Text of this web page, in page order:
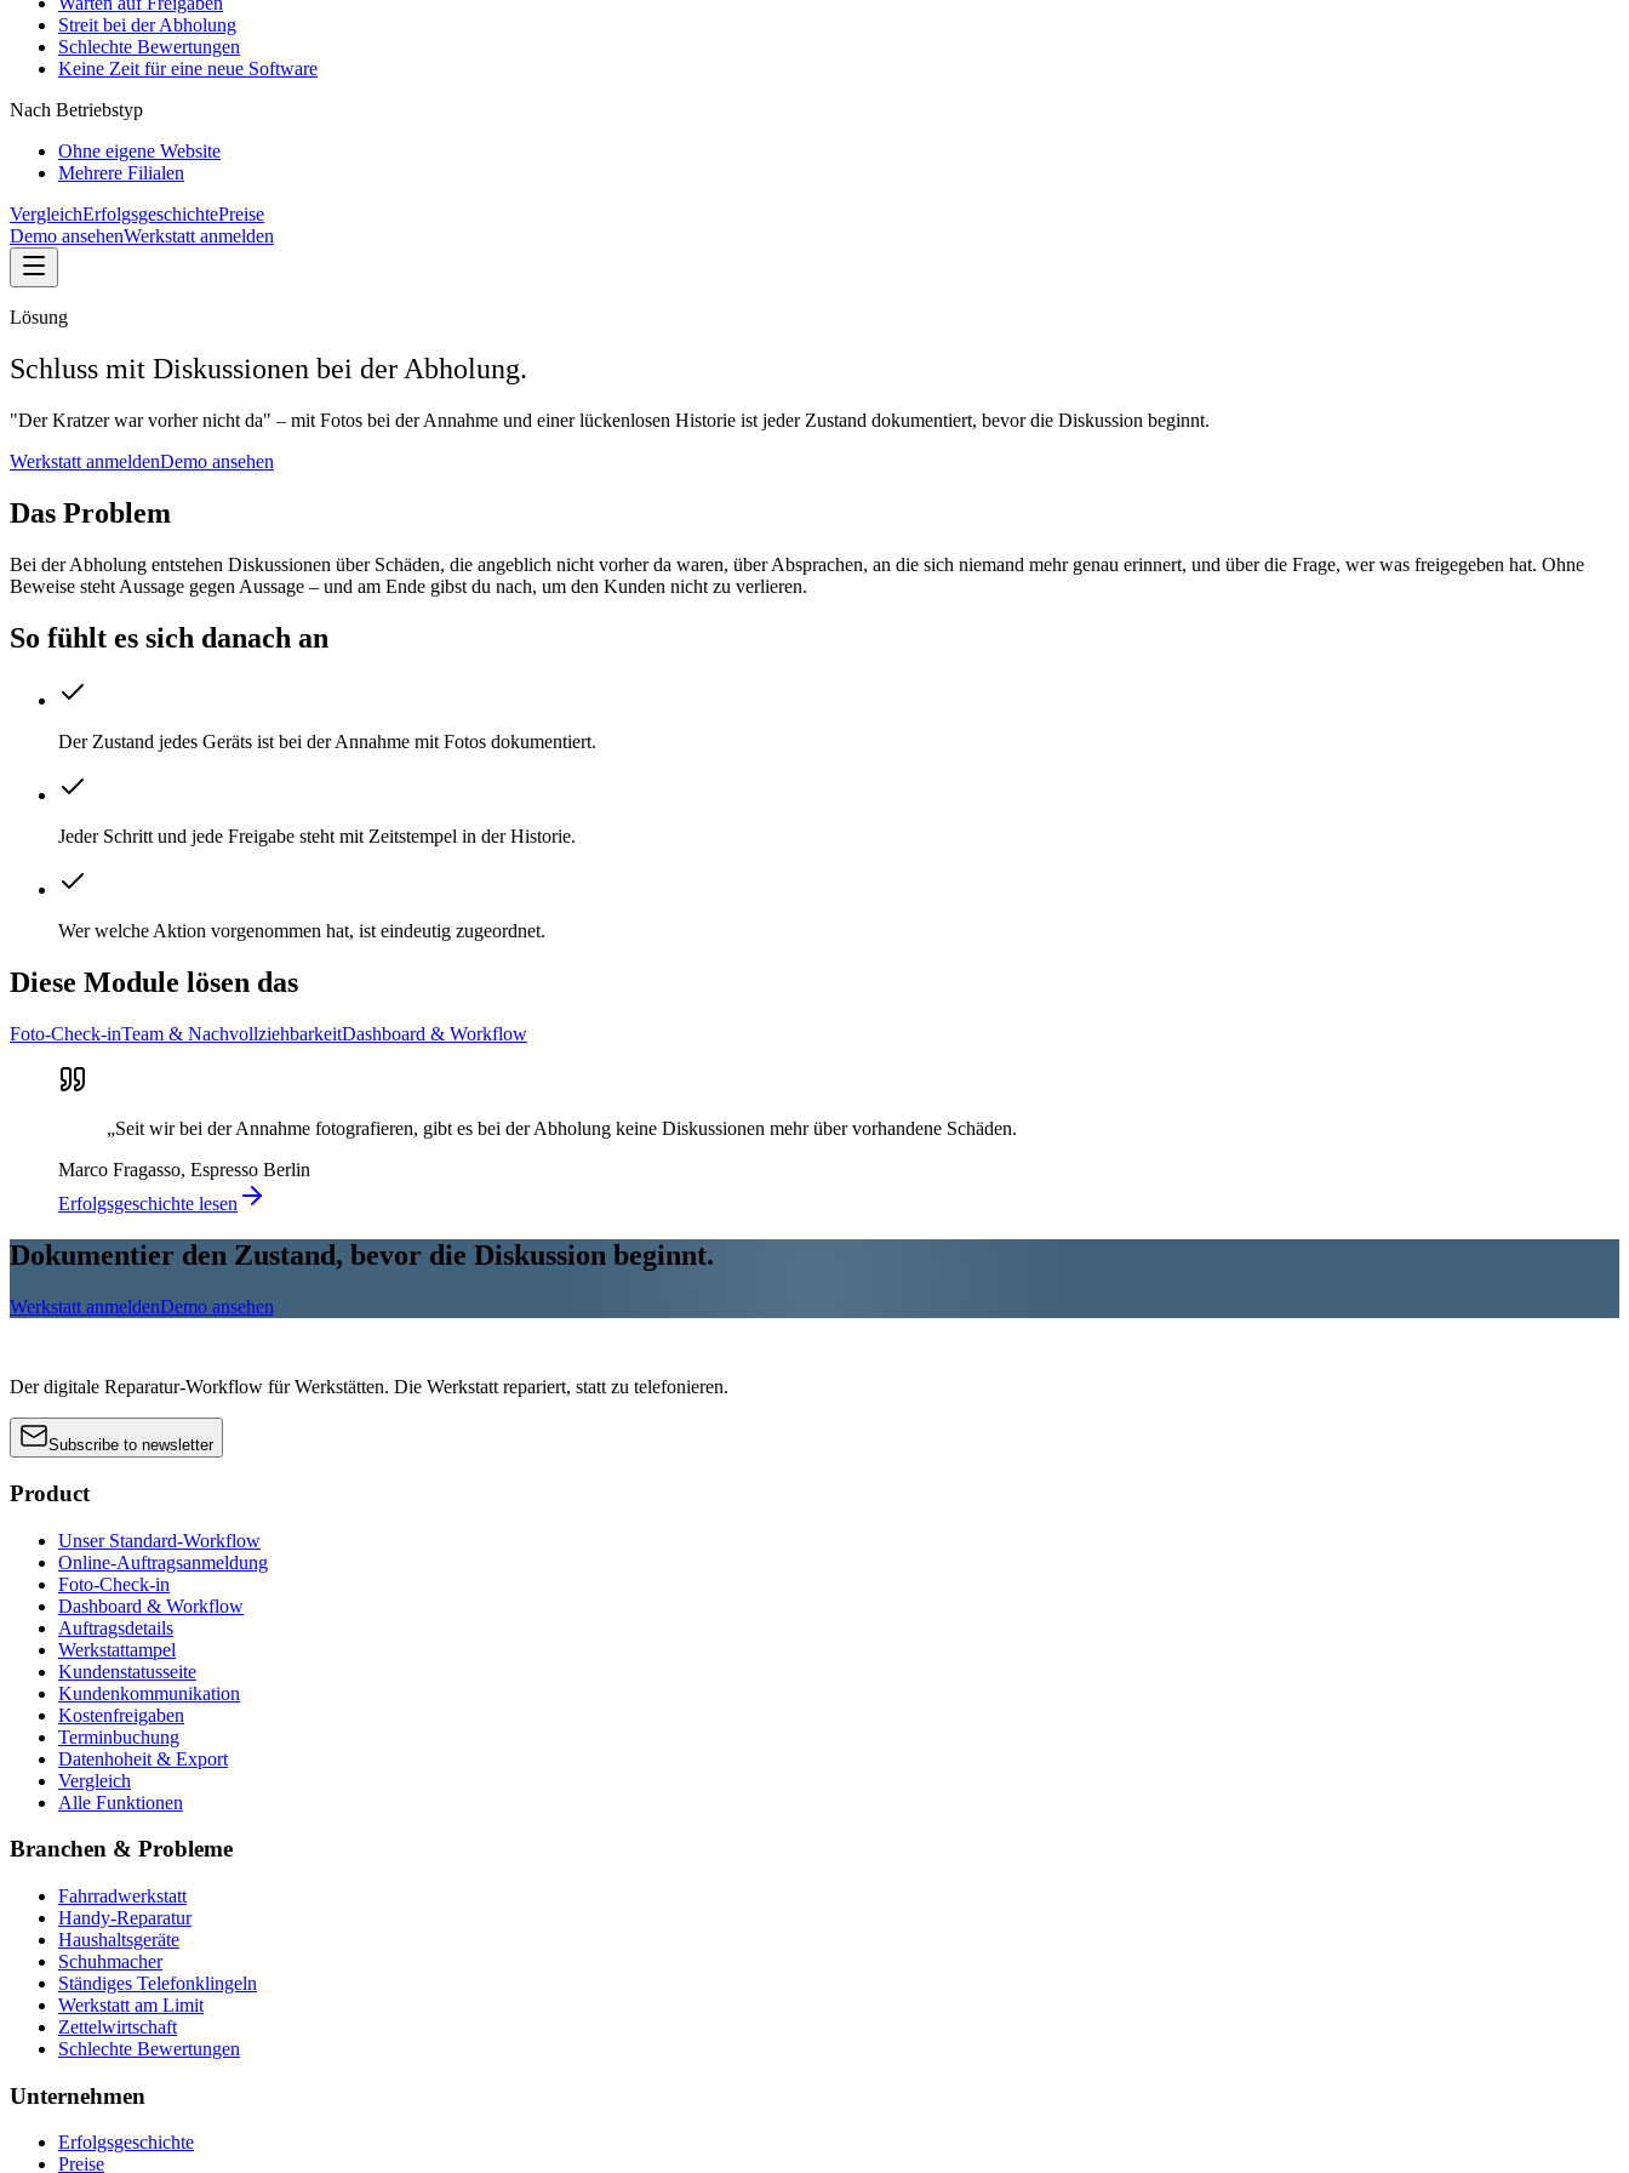
Streit bei der Abholung
Schlechte Bewertungen
Keine Zeit für eine neue Software
Nach Betriebstyp
Ohne eigene Website
Mehrere Filialen
VergleichErfolgsgeschichtePreise
Demo ansehenWerkstatt anmelden
Lösung
Schluss mit Diskussionen bei der Abholung.
"Der Kratzer war vorher nicht da" – mit Fotos bei der Annahme und einer lückenlosen Historie ist jeder Zustand dokumentiert, bevor die Diskussion beginnt.
Werkstatt anmeldenDemo ansehen
Das Problem
Bei der Abholung entstehen Diskussionen über Schäden, die angeblich nicht vorher da waren, über Absprachen, an die sich niemand mehr genau erinnert, und über die Frage, wer was freigegeben hat. Ohne
Beweise steht Aussage gegen Aussage – und am Ende gibst du nach, um den Kunden nicht zu verlieren.
So fühlt es sich danach an
Der Zustand jedes Geräts ist bei der Annahme mit Fotos dokumentiert.
Jeder Schritt und jede Freigabe steht mit Zeitstempel in der Historie.
Wer welche Aktion vorgenommen hat, ist eindeutig zugeordnet.
Diese Module lösen das
Foto-Check-inTeam & NachvollziehbarkeitDashboard & Workflow
„Seit wir bei der Annahme fotografieren, gibt es bei der Abholung keine Diskussionen mehr über vorhandene Schäden.
Marco Fragasso, Espresso Berlin
Erfolgsgeschichte lesen
Dokumentier den Zustand, bevor die Diskussion beginnt.
Werkstatt anmeldenDemo ansehen
Der digitale Reparatur-Workflow für Werkstätten. Die Werkstatt repariert, statt zu telefonieren.
Subscribe to newsletter
Product
Unser Standard-Workflow
Online-Auftragsanmeldung
Foto-Check-in
Dashboard & Workflow
Auftragsdetails
Werkstattampel
Kundenstatusseite
Kundenkommunikation
Kostenfreigaben
Terminbuchung
Datenhoheit & Export
Vergleich
Alle Funktionen
Branchen & Probleme
Fahrradwerkstatt
Handy-Reparatur
Haushaltsgeräte
Schuhmacher
Ständiges Telefonklingeln
Werkstatt am Limit
Zettelwirtschaft
Schlechte Bewertungen
Unternehmen
Erfolgsgeschichte
Preise